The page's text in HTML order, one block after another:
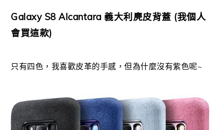
Galaxy S8 Alcantara 義大利麂皮背蓋 (我個人
會買這款)
只有四色，我喜歡皮革的手感，但為什麼沒有紫色呢~